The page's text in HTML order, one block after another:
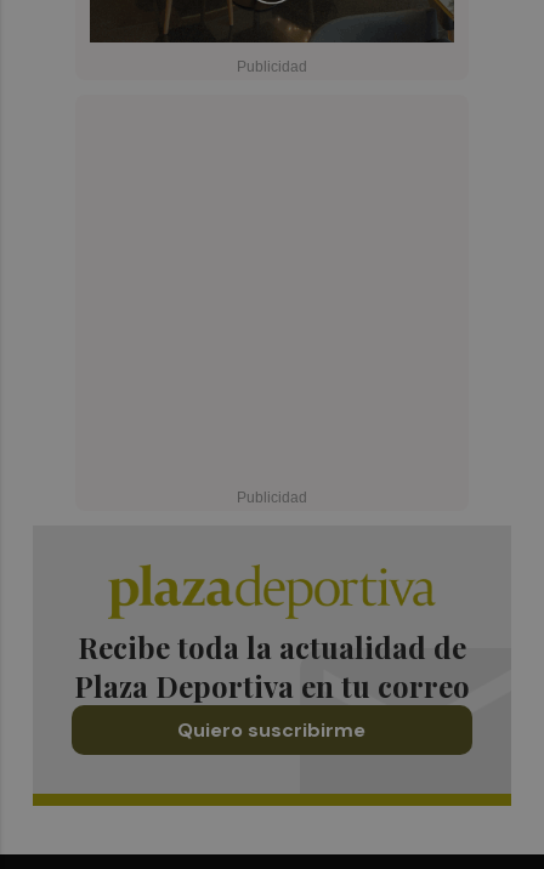
Recibe toda la actualidad de
Plaza Deportiva en tu correo
Quiero suscribirme